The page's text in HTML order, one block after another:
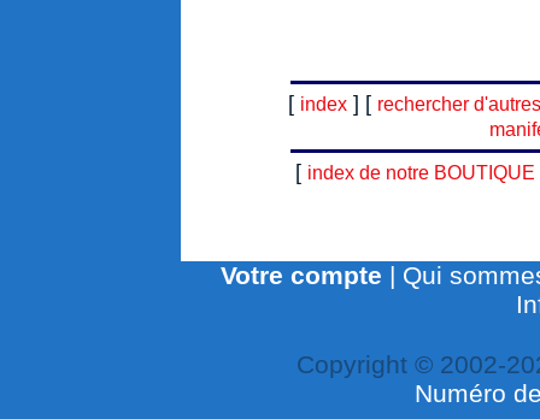
[ index ] [ rechercher
[ index de notre BOUTIQUE
Votre compte | Qui
Copyright © 2002-
Numéro